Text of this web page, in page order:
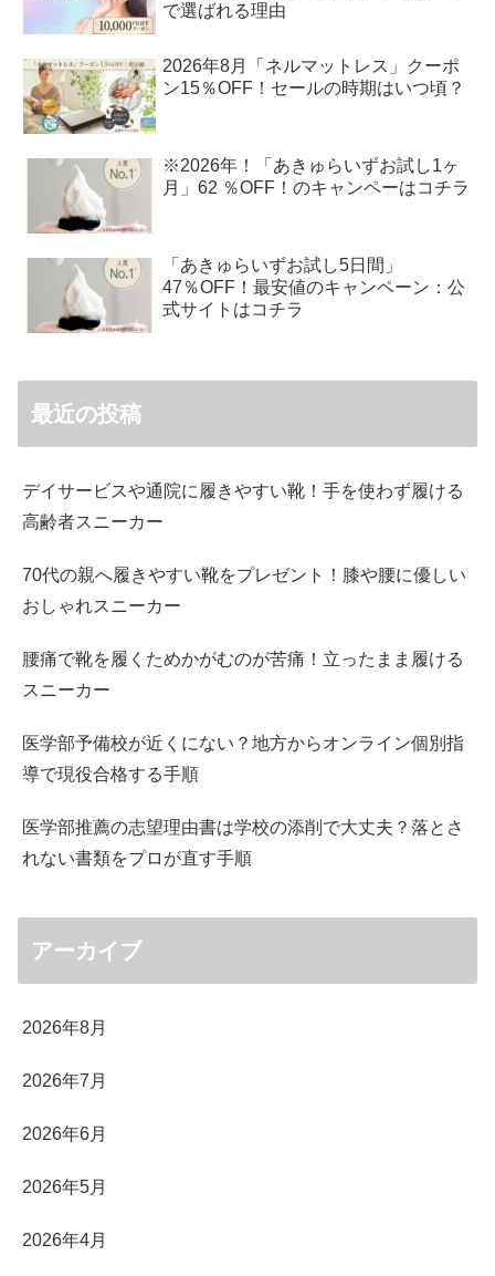
で選ばれる理由
2026年8月「ネルマットレス」クーポ
ン15％OFF！セールの時期はいつ頃？
※2026年！「あきゅらいずお試し1ヶ
月」62 ％OFF！のキャンペーはコチラ
「あきゅらいずお試し5日間」
47％OFF！最安値のキャンペーン：公
式サイトはコチラ
最近の投稿
デイサービスや通院に履きやすい靴！手を使わず履ける
高齢者スニーカー
70代の親へ履きやすい靴をプレゼント！膝や腰に優しい
おしゃれスニーカー
腰痛で靴を履くためかがむのが苦痛！立ったまま履ける
スニーカー
医学部予備校が近くにない？地方からオンライン個別指
導で現役合格する手順
医学部推薦の志望理由書は学校の添削で大丈夫？落とさ
れない書類をプロが直す手順
アーカイブ
2026年8月
2026年7月
2026年6月
2026年5月
2026年4月